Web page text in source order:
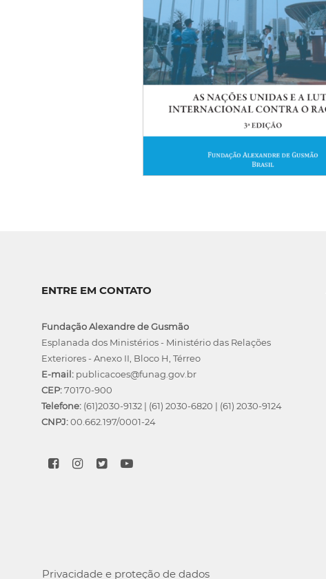
ENTRE EM CONTATO
Fundação Alexandre de Gusmão
Esplanada dos Ministérios - Ministério das Relações
Exteriores - Anexo II, Bloco H, Térreo
E-mail: publicacoes@funag.gov.br
CEP:70170-900
Telefone: (61)2030-9132 | (61) 2030-6820 | (61) 2030-9124
CNPJ:00.662.197/0001-24
Privacidade e proteção de dados